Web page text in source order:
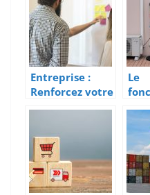
?
Entreprise :
Renforcez votre
autorité et
confiance
Le
t